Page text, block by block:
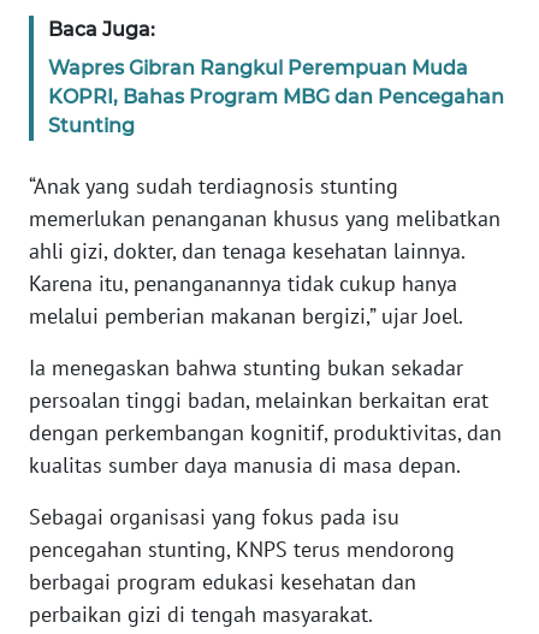
Baca Juga:
Wapres Gibran Rangkul Perempuan Muda
KOPRI, Bahas Program MBG dan Pencegahan
Stunting
“Anak yang sudah terdiagnosis stunting
memerlukan penanganan khusus yang melibatkan
ahli gizi, dokter, dan tenaga kesehatan lainnya.
Karena itu, penanganannya tidak cukup hanya
melalui pemberian makanan bergizi,” ujar Joel.
Ia menegaskan bahwa stunting bukan sekadar
persoalan tinggi badan, melainkan berkaitan erat
dengan perkembangan kognitif, produktivitas, dan
kualitas sumber daya manusia di masa depan.
Sebagai organisasi yang fokus pada isu
pencegahan stunting, KNPS terus mendorong
berbagai program edukasi kesehatan dan
perbaikan gizi di tengah masyarakat.
WN
WN
WN
SUMBAR
WN
SUMSEL
BENGKULU
WN
WN
JATENG